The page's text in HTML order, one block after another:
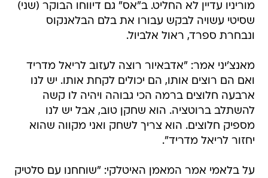
מוריניו עדיין לא החליט. ב"אס" גם דיווחו הבוקר (שני)
שסיטי עשויה לבקש עבורו את בלם הבלאנקוס
ונבחרת ספרד, ראול אלביול.
מאנצ'יני אמר: "אדבאיור רוצה לעזוב לריאל מדריד
ואם הם רוצים אותו, הם יכולים לקחת אותו. יש לנו
ארבעה חלוצים ברמה הכי גבוהה ויהיה לו קשה
להשתלב ברוטציה. הוא שחקן טוב, אבל יש לנו
מספיק חלוצים. הוא צריך לשחק ואני מקווה שהוא
יחזור לריאל מדריד".
על בלאמי אמר המאמן האיטלקי: "שוחחנו עם סלטיק